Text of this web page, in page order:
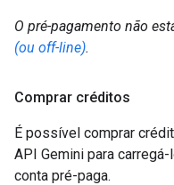
O pré-pagamento não
(ou off-line).
Comprar créditos
É possível comprar
API Gemini para
conta pré-paga.